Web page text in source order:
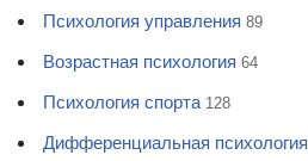
Психология управления 89
Возрастная психология 64
Психология спорта 128
Дифференциальная психология